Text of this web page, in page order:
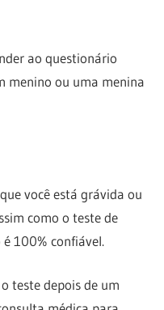
ao questionário
menino ou uma menina
você está grávida ou
como o teste de
100% confiável.
teste depois de um